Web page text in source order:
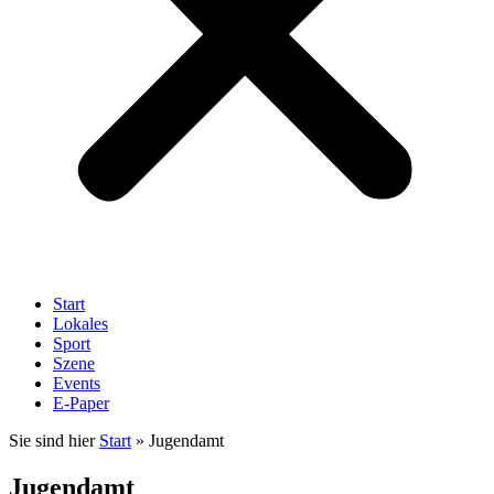
Start
Lokales
Sport
Szene
Events
E-Paper
Sie sind hier Start » Jugendamt
Jugendamt